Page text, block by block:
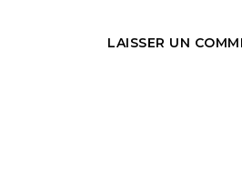
LAISSER UN